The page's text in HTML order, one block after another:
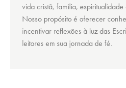
vida cristã, família, espiritualidade
Nosso propósito é oferecer
incentivar reflexões à luz das
leitores em sua jornada de fé.